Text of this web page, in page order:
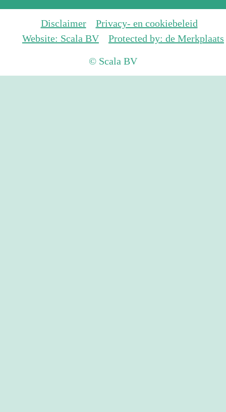
Disclaimer
Privacy- en cookiebeleid
Website: Scala BV
Protected by: de Merkplaats
© Scala BV